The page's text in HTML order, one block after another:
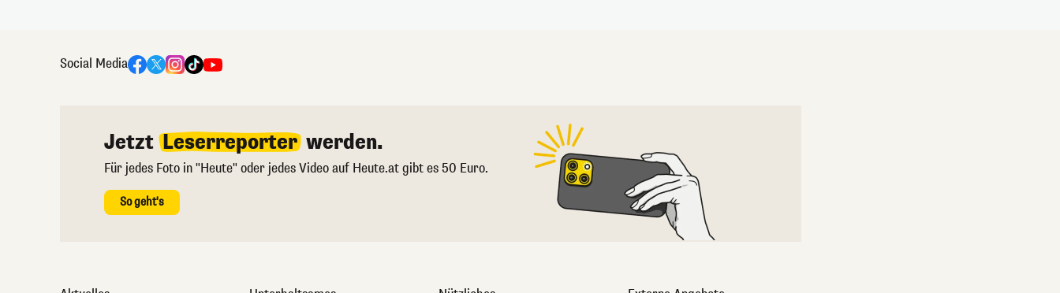
Social Media
Jetzt Leserreporter werden.
Für jedes Foto in "Heute" oder jedes Video auf Heute.at gibt es 50 Euro.
So geht's